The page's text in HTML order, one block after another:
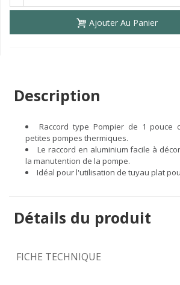
Ajouter Au Panier
Description
Raccord type Pompier de 1 pouce
petites pompes thermiques.
Le raccord en aluminium facile à
la manutention de la pompe.
Idéal pour l'utilisation de tuyau plat
Détails du produit
FICHE TECHNIQUE